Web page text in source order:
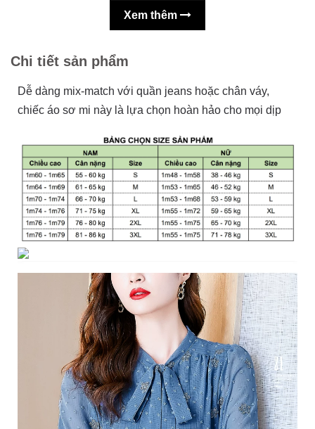
Xem thêm
Chi tiết sản phẩm
Dễ dàng mix-match với quần jeans hoặc chân váy,
chiếc áo sơ mi này là lựa chọn hoàn hảo cho mọi dịp